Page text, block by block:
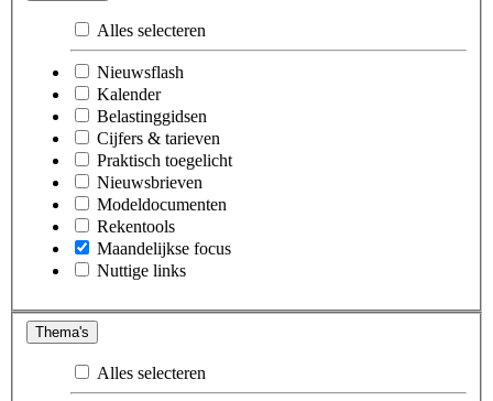
Alles selecteren
Nieuwsflash
Kalender
Belastinggidsen
Cijfers & tarieven
Praktisch toegelicht
Nieuwsbrieven
Modeldocumenten
Rekentools
Maandelijkse focus
Nuttige links
Thema's
Alles selecteren